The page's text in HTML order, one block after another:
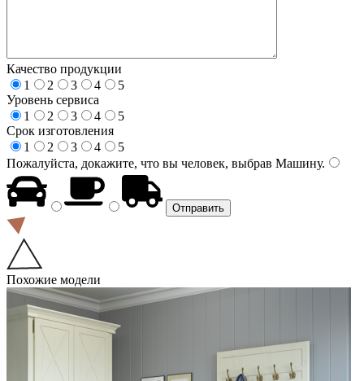
Качество продукции
1
2 3 4
5
Уровень сервиса
1
2 3 4
5
Срок изготовления
1
2 3 4
5
Пожалуйста, докажите, что вы человек, выбрав Машину.
Похожие модели